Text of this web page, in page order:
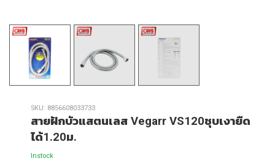
SKU: 8856608033733
สายฝักบัวแสตนเลส Vegarr VS120ชุบเงายืด
ได้1.20ม.
Instock